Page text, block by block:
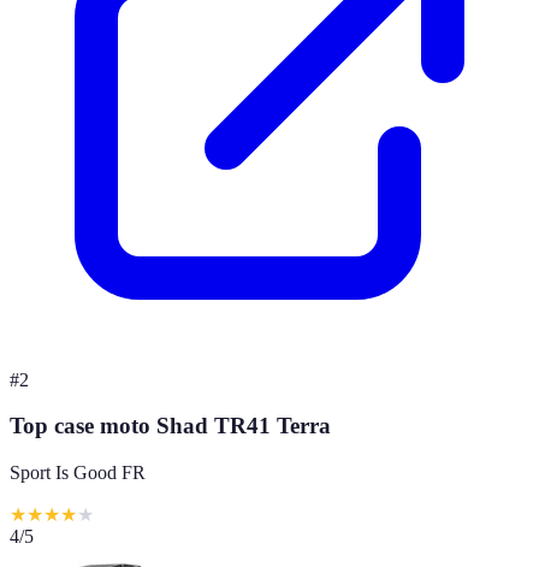
#2
Top case moto Shad TR41 Terra
Sport Is Good FR
★★★★★
4/5